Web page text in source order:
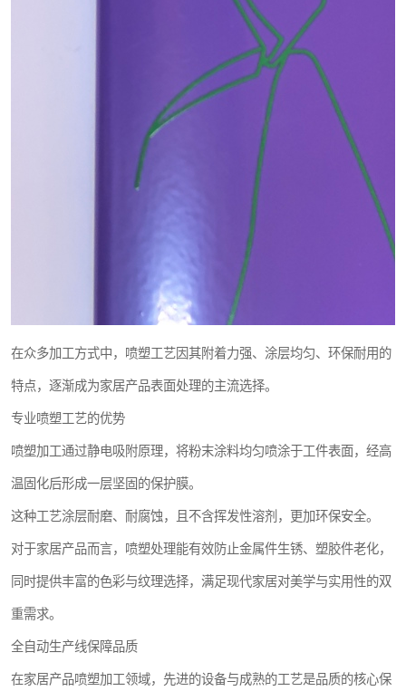
在众多加工方式中，喷塑工艺因其附着力强、涂层均匀、环保耐用的
特点，逐渐成为家居产品表面处理的主流选择。
专业喷塑工艺的优势
喷塑加工通过静电吸附原理，将粉末涂料均匀喷涂于工件表面，经高
温固化后形成一层坚固的保护膜。
这种工艺涂层耐磨、耐腐蚀，且不含挥发性溶剂，更加环保安全。
对于家居产品而言，喷塑处理能有效防止金属件生锈、塑胶件老化，
同时提供丰富的色彩与纹理选择，满足现代家居对美学与实用性的双
重需求。
全自动生产线保障品质
在家居产品喷塑加工领域，先进的设备与成熟的工艺是品质的核心保